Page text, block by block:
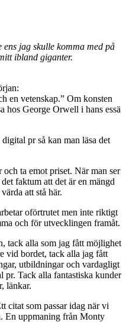
jag skulle komma med på
ibland giganter.
en vetenskap.” Om konsten
hos George Orwell i hans essä
pr så kan man läsa det
och ta emot priset. När man ser
faktum att det är en mängd
att stå här.
oförtrutet men inte riktigt
och för utvecklingen framåt.
tack alla som jag fått möjlighet
vid bordet, tack alla jag fått
utbildningar och vardagligt
pr. Tack alla fantastiska kunder
länkar.
citat som passar idag när vi
En uppmaning från Monty